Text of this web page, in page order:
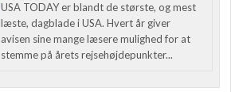
USA TODAY er blandt de største, og mest
læste, dagblade i USA. Hvert år giver
avisen sine mange læsere mulighed for at
stemme på årets rejsehøjdepunkter...